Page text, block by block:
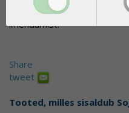
millega kurkumiini
imendumist.
Share
tweet
Tooted, milles sisaldub